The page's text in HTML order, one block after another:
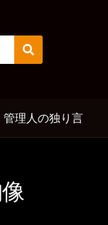
S
c
h
管理人の独り言